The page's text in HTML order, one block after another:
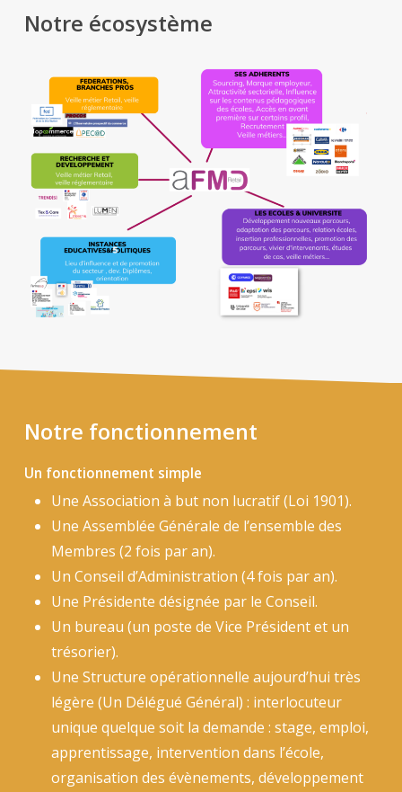
Notre écosystème
Notre fonctionnement
Un fonctionnement simple
Une Association à but non lucratif (Loi 1901).
Une Assemblée Générale de l’ensemble des
Membres (2 fois par an).
Un Conseil d’Administration (4 fois par an).
Une Présidente désignée par le Conseil.
Un bureau (un poste de Vice Président et un
trésorier).
Une Structure opérationnelle aujourd’hui très
légère (Un Délégué Général) : interlocuteur
unique quelque soit la demande : stage, emploi,
apprentissage, intervention dans l’école,
organisation des évènements, développement